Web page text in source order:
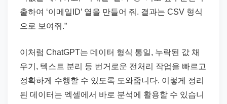
출하여 ‘이메일ID’ 열을 만들어 줘. 결과는 CSV 형식
으로 보여줘.”
이처럼 ChatGPT는 데이터 형식 통일, 누락된 값 채
우기, 텍스트 분리 등 번거로운 전처리 작업을 빠르고
정확하게 수행할 수 있도록 도와줍니다. 이렇게 정리
된 데이터는 엑셀에서 바로 분석에 활용할 수 있습니